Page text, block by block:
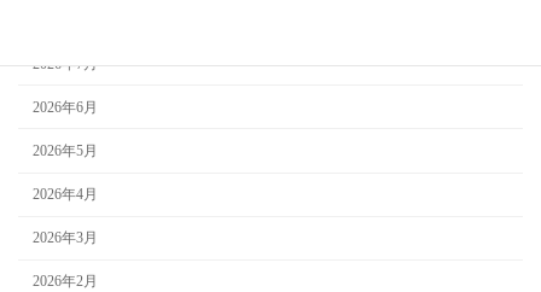
2026年7月
2026年6月
2026年5月
2026年4月
2026年3月
2026年2月